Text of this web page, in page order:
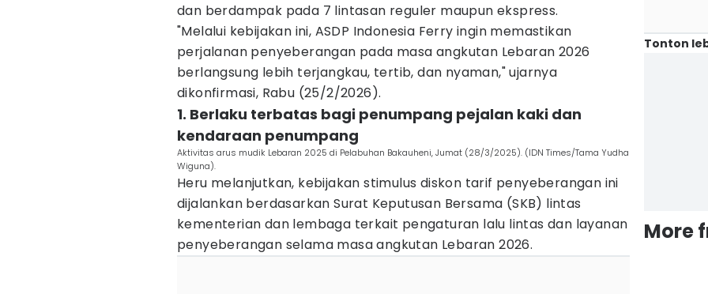
dan berdampak pada 7 lintasan reguler maupun ekspress.
"Melalui kebijakan ini, ASDP Indonesia Ferry ingin memastikan
perjalanan penyeberangan pada masa angkutan Lebaran 2026
berlangsung lebih terjangkau, tertib, dan nyaman," ujarnya
dikonfirmasi, Rabu (25/2/2026).
1. Berlaku terbatas bagi penumpang pejalan kaki dan
kendaraan penumpang
Aktivitas arus mudik Lebaran 2025 di Pelabuhan Bakauheni, Jumat (28/3/2025). (IDN Times/Tama Yudha
Wiguna).
Heru melanjutkan, kebijakan stimulus diskon tarif penyeberangan ini
dijalankan berdasarkan Surat Keputusan Bersama (SKB) lintas
kementerian dan lembaga terkait pengaturan lalu lintas dan layanan
penyeberangan selama masa angkutan Lebaran 2026.
Tonton
More